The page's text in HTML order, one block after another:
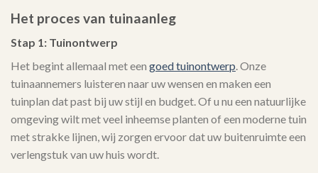
Het proces van tuinaanleg
Stap 1: Tuinontwerp
Het begint allemaal met een goed tuinontwerp. Onze
tuinaannemers luisteren naar uw wensen en maken een
tuinplan dat past bij uw stijl en budget. Of u nu een natuurlijke
omgeving wilt met veel inheemse planten of een moderne tuin
met strakke lijnen, wij zorgen ervoor dat uw buitenruimte een
verlengstuk van uw huis wordt.